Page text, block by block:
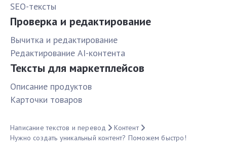
SEO-тексты
Проверка и редактирование
Вычитка и редактирование
Редактирование AI-контента
Тексты для маркетплейсов
Описание продуктов
Карточки товаров
Написание текстов и перевод
Контент
Нужно создать уникальный контент? Поможем быстро!